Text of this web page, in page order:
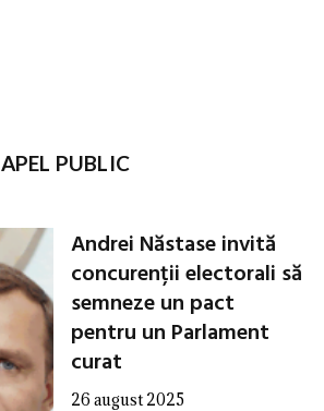
APEL PUBLIC
Andrei Năstase invită
concurenții electorali să
semneze un pact
pentru un Parlament
curat
26 august 2025